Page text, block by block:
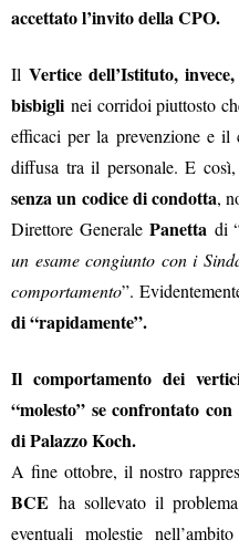
accettato l’invito della CPO.
IlVertice dell’Istituto,
bisbigli nei corridoi piuttosto
efficaci per la prevenzione e il
diffusa tra il personale. E così,
senza un codice di condotta,
Direttore Generale Panetta di
un esame congiunto con i
comportamento”.
di “rapidamente”.
Il comportamento dei
“molesto” se confrontato
di Palazzo Koch.
A fine ottobre, il nostro
BCE ha sollevato il
eventuali molestie